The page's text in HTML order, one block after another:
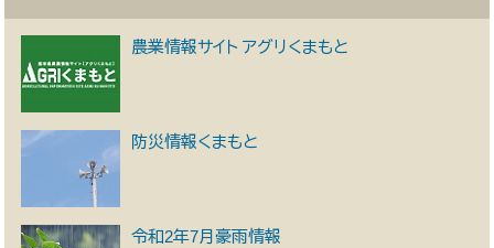
農業情報サイト アグリくまもと
防災情報くまもと
令和2年7月豪雨情報